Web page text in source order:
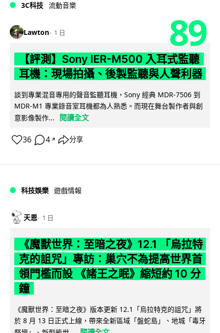
3C科技 流動音樂
Lawton 1 日 89
【評測】Sony IER-M500 入耳式監聽
耳機：現場拍攝、後製監聽與人聲利器
談到專業混音專用的聲音監聽耳機，Sony 經典 MDR-7506 到
MDR-M1 專業錄音室耳機都為人熟悉。而現在舞台製作者與創
意影像製作...
閱讀全文
36 4 ↗ 分享
科技娛樂 遊戲情報
天恩 1 日
《魔獸世界：至暗之夜》12.1 「烏拉特
克的詛咒」專訪：巢穴不為提高世界首
領門檻而設 《諸王之眠》縮短約 10 分
鐘
《魔獸世界：至暗之夜》版本更新 12.1「烏拉特克的詛咒」將
於 8 月 13 日正式上線，帶來全新區域「盤蛇島」、地城「毒牙